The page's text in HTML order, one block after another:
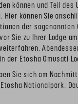
können und Teil des
Hier können Sie
der sogenannten
Sie zu Ihrer Lodge
der Etosha Omusati
Sie sich am
Nationalpark.